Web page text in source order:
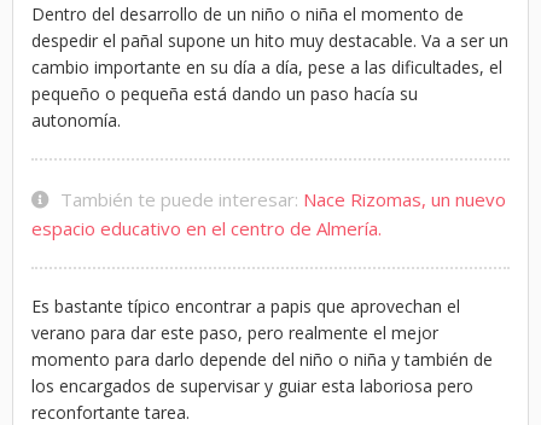
Dentro del desarrollo de un niño o niña el momento de
despedir el pañal supone un hito muy destacable. Va a ser un
cambio importante en su día a día, pese a las dificultades, el
pequeño o pequeña está dando un paso hacía su
autonomía.
También te puede interesar: Nace Rizomas, un nuevo
espacio educativo en el centro de Almería.
Es bastante típico encontrar a papis que aprovechan el
verano para dar este paso, pero realmente el mejor
momento para darlo depende del niño o niña y también de
los encargados de supervisar y guiar esta laboriosa pero
reconfortante tarea.